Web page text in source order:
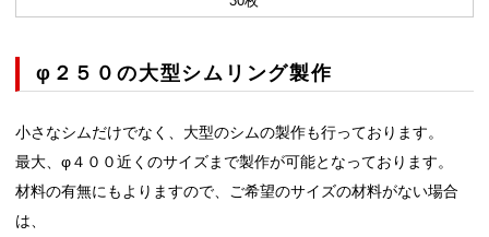
φ２５０の大型シムリング製作
小さなシムだけでなく、大型のシムの製作も行っております。
最大、φ４００近くのサイズまで製作が可能となっております。
材料の有無にもよりますので、ご希望のサイズの材料がない場合
は、